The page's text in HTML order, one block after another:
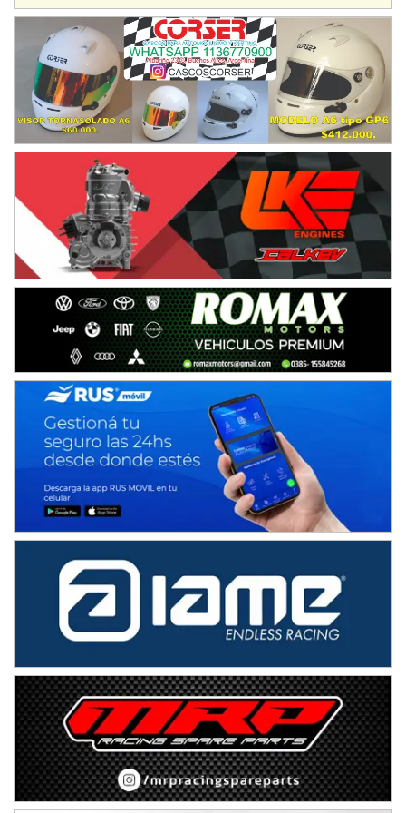
08/09-AGO
IAME SERIES ARGENTINA 6
Ramiro Tot (Asfalto)
Baradero (Buenos Aires)
KDO - F6
Ciudad de Trenque Lauquen (Asfalto)
Trenque Lauquen (Buenos Aires)
ENTRERRIANO - F6 (POSTERGADA)
Parque de la Velocidad (Asfalto)
Villaguay (Entre Ríos)
VICTORIENSE - F7
El Cerro (Tierra)
Victoria (Entre Ríos)
PATAGONICO - F6
Moto Club Reginense (Tierra)
Gral. E. Godoy (Río Negro)
CSK - F7
Juventud Unida (Tierra)
Humboldt (Santa Fe)
NORESTE SANTAFESINO - F6
Ciudad de Avellaneda (Asfalto)
Avellaneda (Santa Fe)
SUR SANTAFESINO - F4
Rufino (Santa Fe)
TUCUMANO - F5
Juan Navarro (Asfalto)
El Timbó (Tucumán)